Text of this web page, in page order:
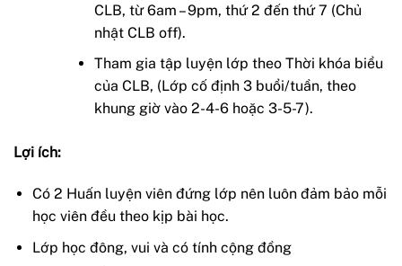
CLB, từ 6am – 9pm, thứ 2 đến thứ 7 (Chủ
nhật CLB off).
Tham gia tập luyện lớp theo Thời khóa biểu
của CLB, (Lớp cố định 3 buổi/tuần, theo
khung giờ vào 2-4-6 hoặc 3-5-7).
Lợi ích:
Có 2 Huấn luyện viên đứng lớp nên luôn đảm bảo mỗi
học viên đều theo kịp bài học.
Lớp học đông, vui và có tính cộng đồng